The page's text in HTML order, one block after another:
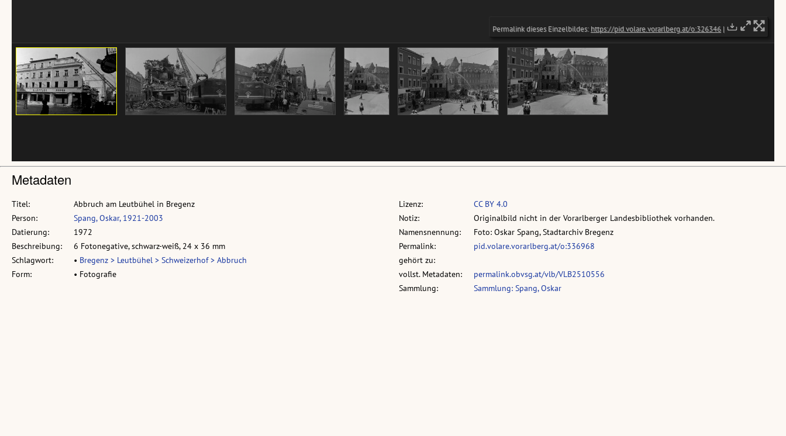
Metadaten
Titel:
Abbruch am Leutbühel in Bregenz
Person:
Spang, Oskar, 1921-2003
Datierung:
1972
Beschreibung:
6 Fotonegative, schwarz-weiß, 24 x 36 mm
Schlagwort:
• Bregenz > Leutbühel > Schweizerhof > Abbruch
Form:
• Fotografie
Lizenz:
CC BY 4.0
Notiz:
Originalbild nicht in der Vorarlberger Landesbibliothek vorhanden.
Namensnennung:
Foto: Oskar Spang, Stadtarchiv Bregenz
Permalink:
pid.volare.vorarlberg.at/o:336968
gehört zu:
vollst. Metadaten:
permalink.obvsg.at/vlb/VLB2510556
Sammlung:
Sammlung: Spang, Oskar